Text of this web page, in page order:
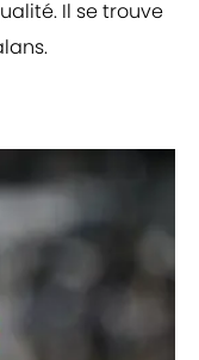
Il se trouve